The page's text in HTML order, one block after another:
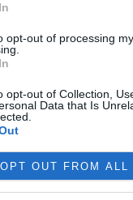
opt-out of processing
opt-out of Collection,
Data that Is
OPT OUT FROM ALL
poloviny srpna
životního
14. července 2026
zjišťovacího řízení
„Stupeň Přelouč II“ za
korun, který má
Veřejnost může
prostředí poslat